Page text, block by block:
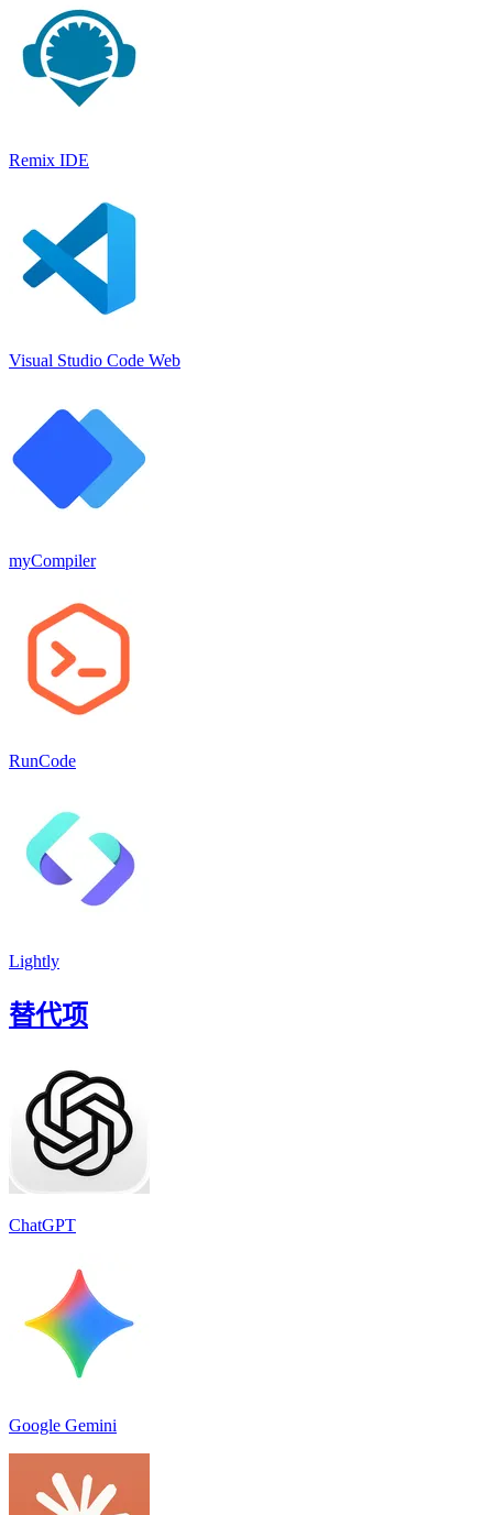
Remix IDE
Visual Studio Code Web
myCompiler
RunCode
Lightly
替代项
ChatGPT
Google Gemini